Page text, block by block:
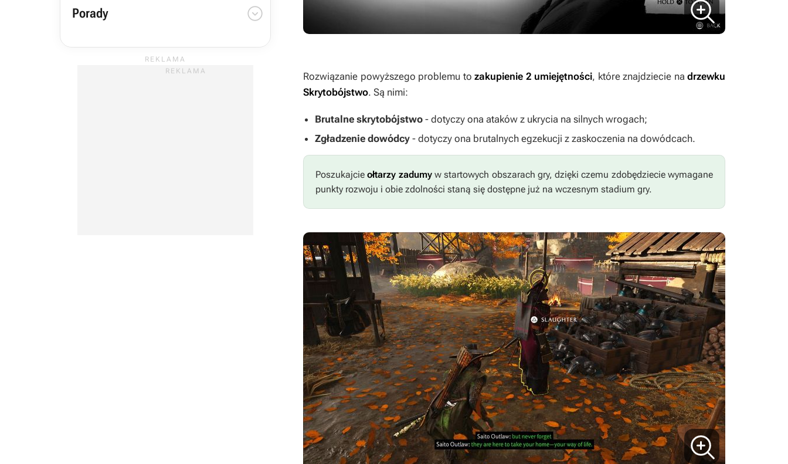
Porady 
Rozwiązanie powyższego problemu to zakupienie 2 umiejętności, które znajdziecie na drzewku
Skrytobójstwo. Są nimi:
Brutalne skrytobójstwo - dotyczy ona ataków z ukrycia na silnych wrogach;
Zgładzenie dowódcy - dotyczy ona brutalnych egzekucji z zaskoczenia na dowódcach.
Poszukajcieołtarzy zadumy w startowych obszarach gry, dzięki czemu zdobędziecie wymagane
punkty rozwoju i obie zdolności staną się dostępne już na wczesnym stadium gry.